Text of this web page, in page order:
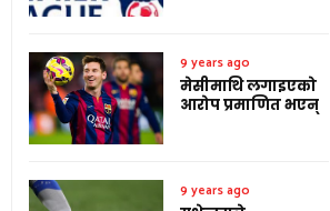
9 years ago
मेसीमाथि लगाइएको
आरोप प्रमाणित भएन्
9 years ago